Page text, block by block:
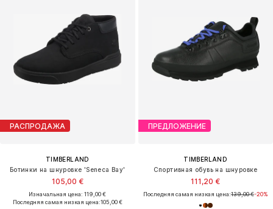
РАСПРОДАЖА
TIMBERLAND
Ботинки на шнуровке 'Seneca Bay'
105,00 €
Изначальная цена: 119,00 €
Последняя самая низкая цена:105,00 €
ПРЕДЛОЖЕНИЕ
TIMBERLAND
Спортивная обувь на шнуровке
111,20 €
Последняя самая низкая цена:139,00 €-20%